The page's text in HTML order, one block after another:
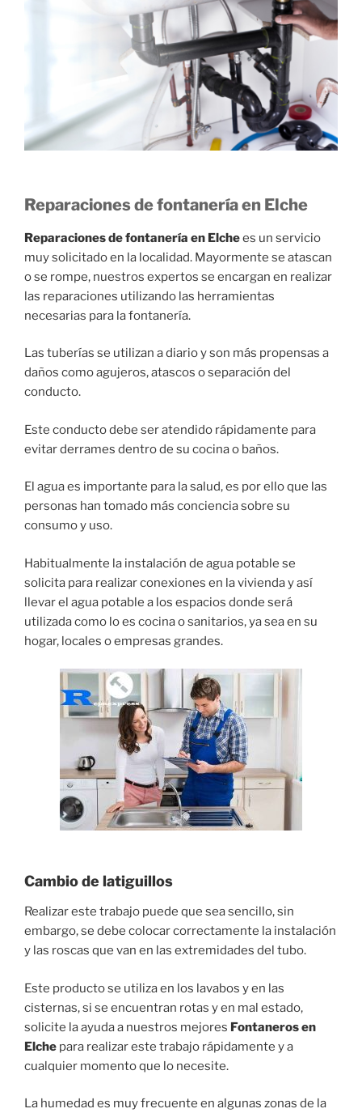
Reparaciones de fontanería en Elche
Reparaciones de fontanería en Elchees un servicio
muy solicitado en la localidad. Mayormente se atascan
o se rompe, nuestros expertos se encargan en realizar
las reparaciones utilizando las herramientas
necesarias para la fontanería.
Las tuberías se utilizan a diario y son más propensas a
daños como agujeros, atascos o separación del
conducto.
Este conducto debe ser atendido rápidamente para
evitar derrames dentro de su cocina o baños.
El agua es importante para la salud, es por ello que las
personas han tomado más conciencia sobre su
consumo y uso.
Habitualmente la instalación de agua potable se
solicita para realizar conexiones en la vivienda y así
llevar el agua potable a los espacios donde será
utilizada como lo es cocina o sanitarios, ya sea en su
hogar, locales o empresas grandes.
Cambio de latiguillos
Realizar este trabajo puede que sea sencillo, sin
embargo, se debe colocar correctamente la instalación
y las roscas que van en las extremidades del tubo.
Este producto se utiliza en los lavabos y en las
cisternas, si se encuentran rotas y en mal estado,
solicite la ayuda a nuestros mejores Fontaneros en
Elche para realizar este trabajo rápidamente y a
cualquier momento que lo necesite.
La humedad es muy frecuente en algunas zonas de la